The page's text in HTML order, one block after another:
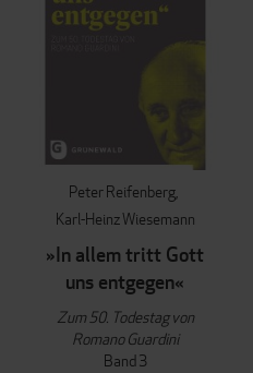
Peter Reifenberg
Karl-Heinz Wiesemann
»In allem tritt Gott
uns entgegen«
Zum 50. Todestag von
Romano Guardini
Band 3